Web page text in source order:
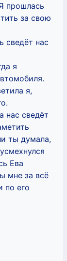
прошлась
за свою
сведёт нас
я
я,
нас сведёт
ты думала,
Ева
мне за всё
по его